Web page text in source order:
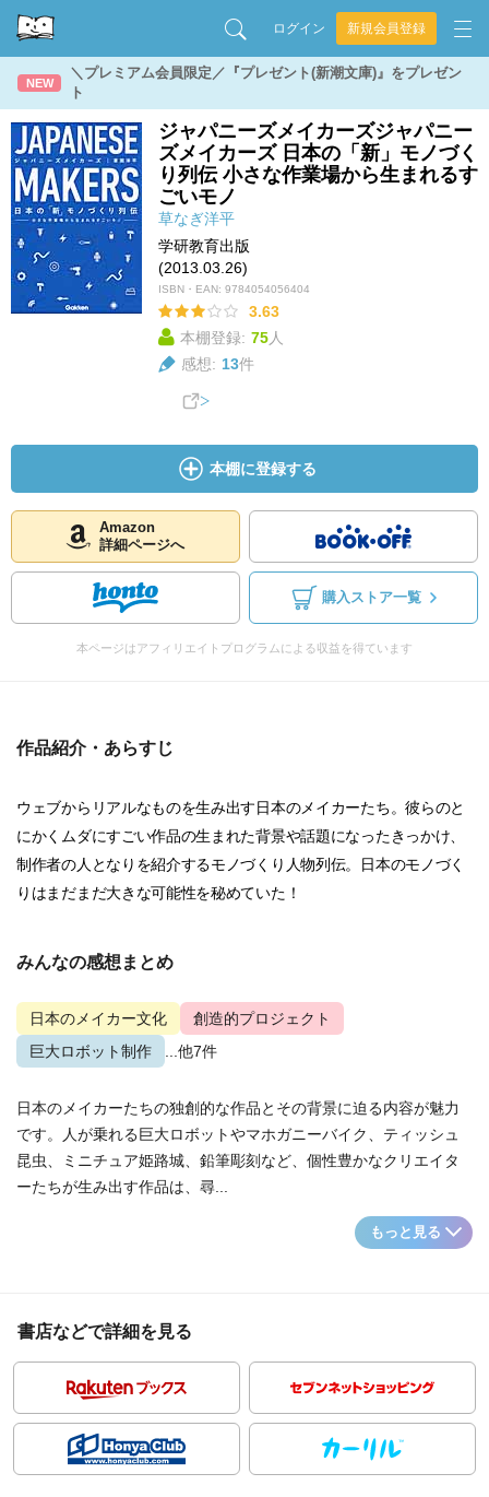
ログイン 新規会員登録
NEW
＼プレミアム会員限定／『プレゼント(新潮文庫)』をプレゼン
ト
ジャパニーズメイカーズジャパニー
ズメイカーズ 日本の「新」モノづく
り列伝 小さな作業場から生まれるす
ごいモノ
草なぎ洋平
学研教育出版
(2013.03.26)
ISBN・EAN: 9784054056404
3.63
本棚登録: 75人
感想: 13件
本棚に登録する
Amazon
詳細ページへ
購入ストア一覧
本ページはアフィリエイトプログラムによる収益を得ています
作品紹介・あらすじ
ウェブからリアルなものを生み出す日本のメイカーたち。彼らのと
にかくムダにすごい作品の生まれた背景や話題になったきっかけ、
制作者の人となりを紹介するモノづくり人物列伝。日本のモノづく
りはまだまだ大きな可能性を秘めていた！
みんなの感想まとめ
日本のメイカー文化
創造的プロジェクト
巨大ロボット制作
...他7件
日本のメイカーたちの独創的な作品とその背景に迫る内容が魅力
です。人が乗れる巨大ロボットやマホガニーバイク、ティッシュ
昆虫、ミニチュア姫路城、鉛筆彫刻など、個性豊かなクリエイタ
ーたちが生み出す作品は、尋...
もっと見る
書店などで詳細を見る